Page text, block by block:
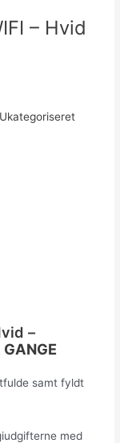
– Hvid
Ukategoriseret
–
GANGE
samt fyldt
med